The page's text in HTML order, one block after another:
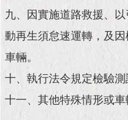
與
民
動
九、因實施道路救援、
動再生須怠速運轉，及
車輛。
十、執行法令規定檢驗測
十一、其他特殊情形或車